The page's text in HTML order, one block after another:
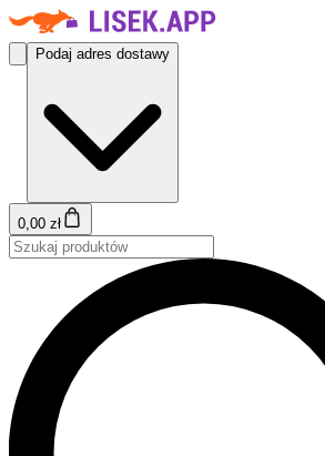
Podaj adres dostawy
0,00 zł